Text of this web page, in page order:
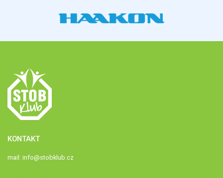
KONTAKT
mail: info@stobklub.cz